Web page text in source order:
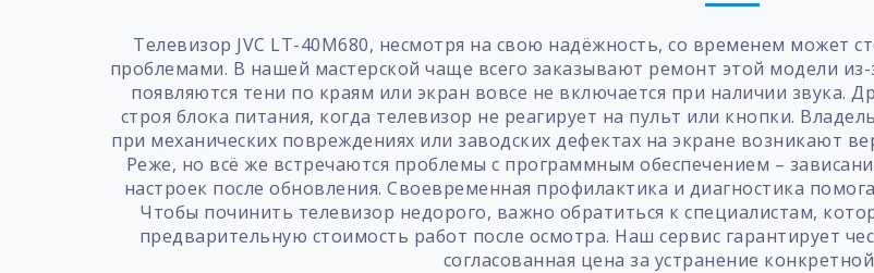
Телевизор JVC LT-40M680, несмотря на свою надёжность, со временем может
проблемами. В нашей мастерской чаще всего заказывают ремонт этой модели из-
появляются тени по краям или экран вовсе не включается при наличии звука.
строя блока питания, когда телевизор не реагирует на пульт или кнопки.
при механических повреждениях или заводских дефектах на экране возникают
Реже, но всё же встречаются проблемы с программным обеспечением –
настроек после обновления. Своевременная профилактика и диагностика
Чтобы починить телевизор недорого, важно обратиться к специалистам,
предварительную стоимость работ после осмотра. Наш сервис гарантирует
согласованная цена за устранение